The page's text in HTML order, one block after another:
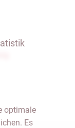
optimale
Es